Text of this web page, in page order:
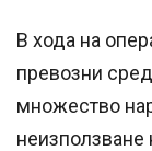
В хода на
превозни
множество
неизползване